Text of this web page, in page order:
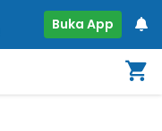
Buka App